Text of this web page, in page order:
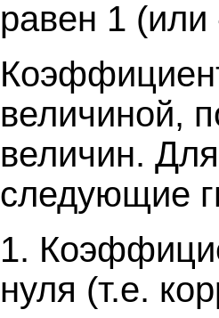
равен 1 (или
величиной,
величин.
следующие
1.
нуля (т.е.